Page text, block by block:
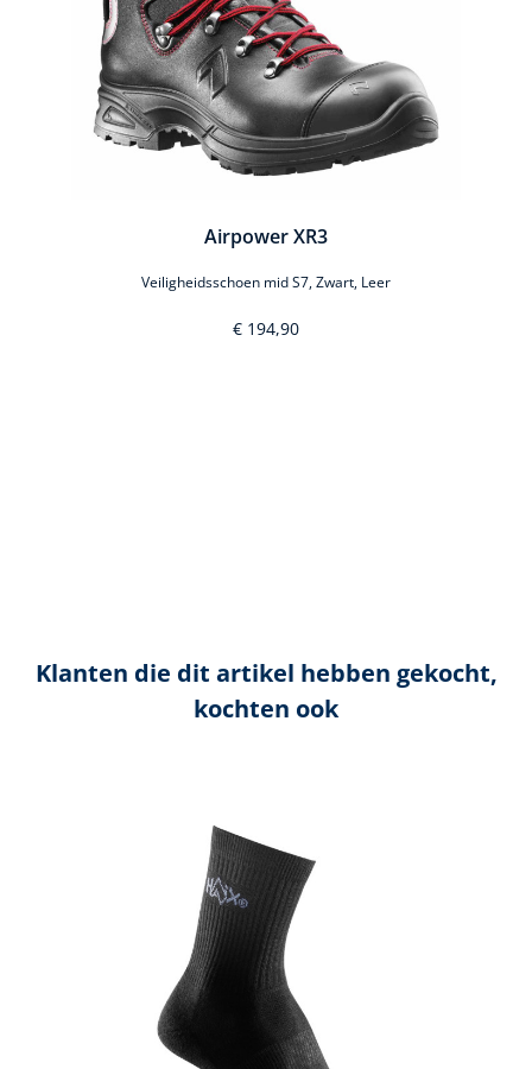
Airpower XR3
Veiligheidsschoen mid S7, Zwart, Leer
€ 194,90
Klanten die dit artikel hebben gekocht,
kochten ook